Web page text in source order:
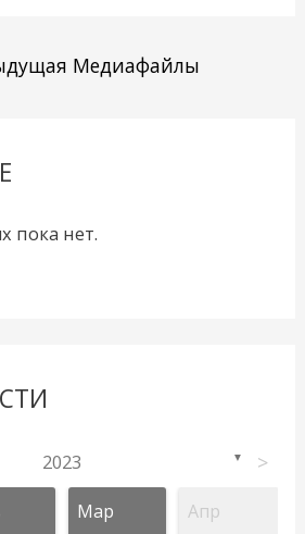
Медиафайлы
пока нет.
2023 ▼ >
Мар Апр